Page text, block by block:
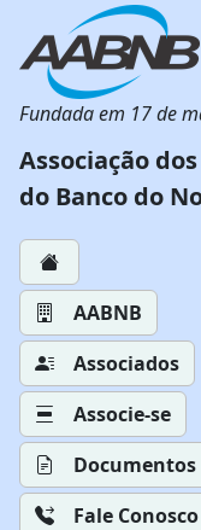
Fundada em 17 de
Associação
do Banco do
AABNB
Associados
Associe-se
Documentos
Fale Conosco